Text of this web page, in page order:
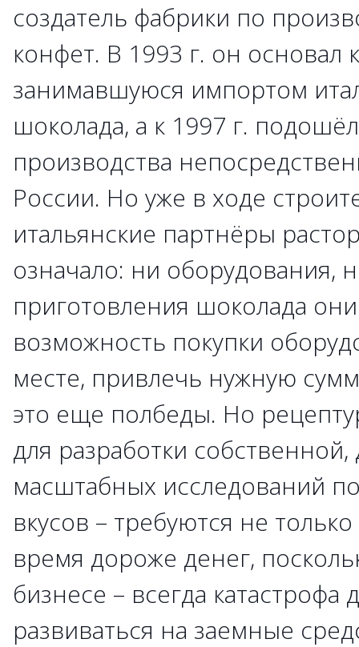
создатель фабрики по
конфет. В 1993 г. он основал
занимавшуюся импортом
шоколада, а к 1997 г.
производства
России. Но уже в ходе
итальянские партнёры
означало: ни оборудования,
приготовления шоколада
возможность покупки
месте, привлечь нужную
это еще полбеды. Но
для разработки
масштабных исследований
вкусов – требуются не
время дороже денег,
бизнесе – всегда катастрофа
развиваться на заемные